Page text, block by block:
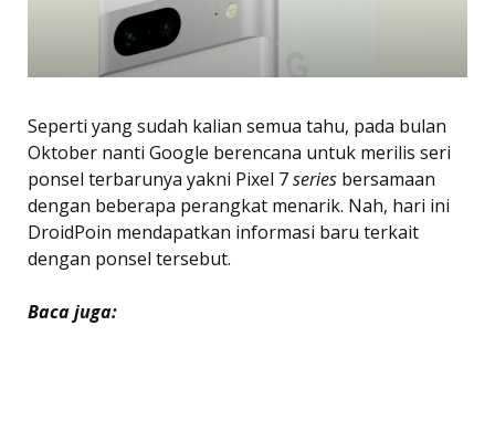
Seperti yang sudah kalian semua tahu, pada bulan
Oktober nanti Google berencana untuk merilis seri
ponsel terbarunya yakni Pixel 7series bersamaan
dengan beberapa perangkat menarik. Nah, hari ini
DroidPoin mendapatkan informasi baru terkait
dengan ponsel tersebut.
Baca juga: